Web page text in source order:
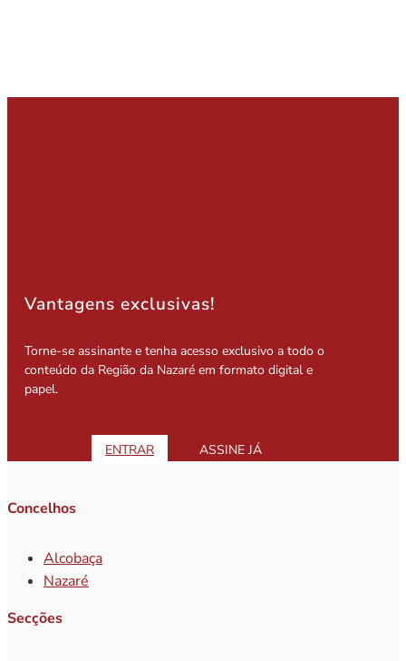
Vantagens exclusivas!
Torne-se assinante e tenha acesso exclusivo a todo o
conteúdo da Região da Nazaré em formato digital e
papel.
ENTRAR ASSINE JÁ
Concelhos
Alcobaça
Nazaré
Secções